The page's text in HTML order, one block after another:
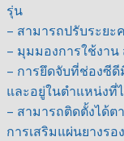
รุ่น
– สามารถปรับระยะ
– มุมมองการใช้งา
– การยึดจับที่ช่องซี
และอยู่ในตำแหน่งที่
– สามารถติดตั้งได้
การเสริมแผ่นยางร